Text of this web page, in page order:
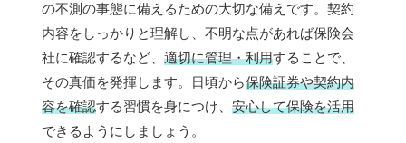
の不測の事態に備えるための大切な備えです。契約
内容をしっかりと理解し、不明な点があれば保険会
社に確認するなど、 適切に管理・利用することで、
その真価を発揮します。日頃から保険証券や契約内
容を確認する習慣を身につけ、 安心して保険を活用
できるようにしましょう。